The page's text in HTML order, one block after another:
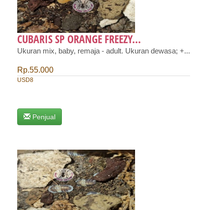
CUBARIS SP ORANGE FREEZY...
Ukuran mix, baby, remaja - adult. Ukuran dewasa; +...
Rp.55.000
USD8
Penjual